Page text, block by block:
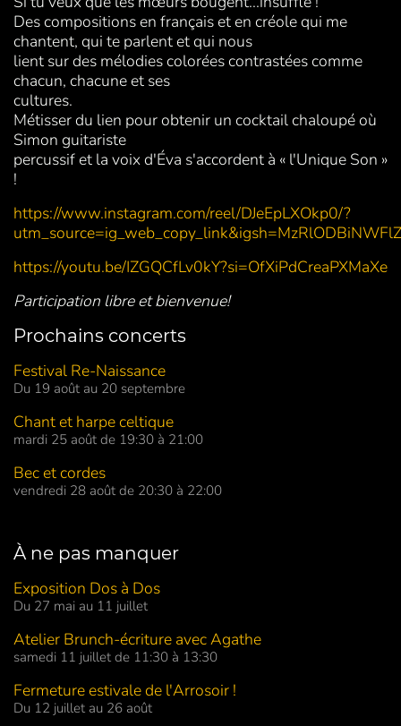
Des compositions en français et en créole qui me
chantent, qui te parlent et qui nous
lient sur des mélodies colorées contrastées comme
chacun, chacune et ses
cultures.
Métisser du lien pour obtenir un cocktail chaloupé où
Simon guitariste
percussif et la voix d'Éva s'accordent à « l'Unique Son »
!
https://www.instagram.com/reel/DJeEpLXOkp0/?
https://youtu.be/IZGQCfLv0kY?si=OfXiPdCreaPXMaXe
Participation libre et bienvenue!
Prochains concerts
Festival Re-Naissance
Du 19 août au 20 septembre
Chant et harpe celtique
mardi 25 août de 19:30 à 21:00
Bec et cordes
vendredi 28 août de 20:30 à 22:00
À ne pas manquer
Exposition Dos à Dos
Du 27 mai au 11 juillet
Atelier Brunch-écriture avec Agathe
samedi 11 juillet de 11:30 à 13:30
Fermeture estivale de l'Arrosoir !
Du 12 juillet au 26 août